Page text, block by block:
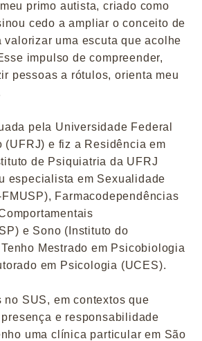
primo autista, criado como
cedo a ampliar o conceito de
valorizar uma escuta que acolhe
impulso de compreender,
pessoas a rótulos, orienta meu
pela Universidade Federal
(UFRJ) e fiz a Residência em
de Psiquiatria da UFRJ
especialista em Sexualidade
Farmacodependências
e Sono (Instituto do
Mestrado em Psicobiologia
em Psicologia (UCES).
no SUS, em contextos que
e responsabilidade
uma clínica particular em São